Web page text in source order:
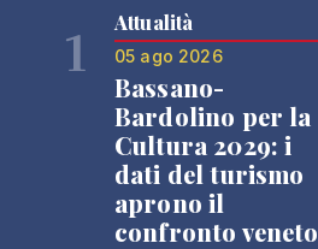
1 Attualità
05 ago 2026
Bassano-
Bardolino per la
Cultura 2029: i
dati del turismo
aprono il
confronto veneto